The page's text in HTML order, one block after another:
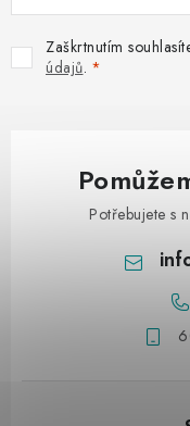
Zaškrtnutím
údajů.
Potřebujete s